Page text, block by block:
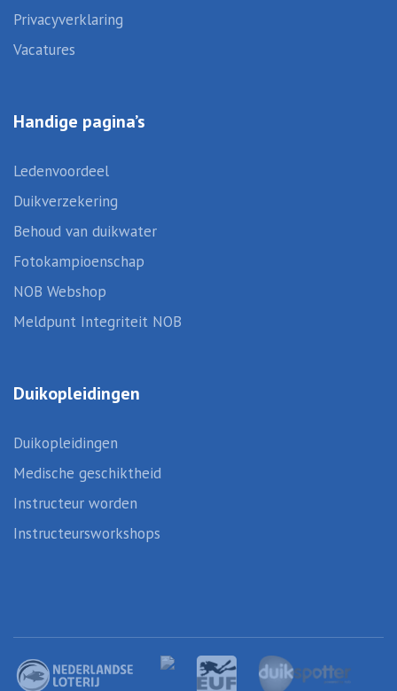
Privacyverklaring
Vacatures
Handige pagina’s
Ledenvoordeel
Duikverzekering
Behoud van duikwater
Fotokampioenschap
NOB Webshop
Meldpunt Integriteit NOB
Duikopleidingen
Duikopleidingen
Medische geschiktheid
Instructeur worden
Instructeursworkshops